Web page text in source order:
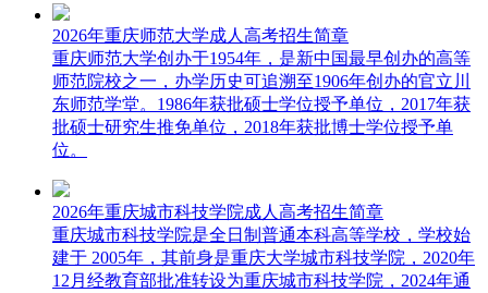
2026年重庆师范大学成人高考招生简章
重庆师范大学创办于1954年，是新中国最早创办的高等
师范院校之一，办学历史可追溯至1906年创办的官立川
东师范学堂。1986年获批硕士学位授予单位，2017年获
批硕士研究生推免单位，2018年获批博士学位授予单
位。
2026年重庆城市科技学院成人高考招生简章
重庆城市科技学院是全日制普通本科高等学校，学校始
建于 2005年，其前身是重庆大学城市科技学院，2020年
12月经教育部批准转设为重庆城市科技学院，2024年通